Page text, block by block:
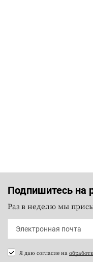
Подпишитесь на
Раз в неделю мы
Я даю согласие на